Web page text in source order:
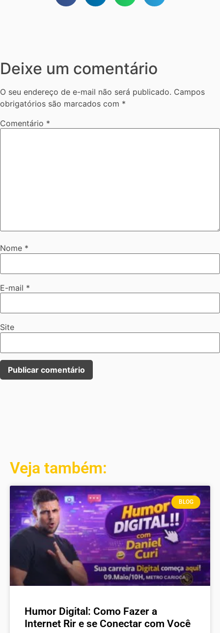
Deixe um comentário
O seu endereço de e-mail não será publicado. Campos
obrigatórios são marcados com *
Comentário *
Nome *
E-mail *
Site
Veja também:
BLOG
Humor Digital: Como Fazer a
Internet Rir e se Conectar com Você